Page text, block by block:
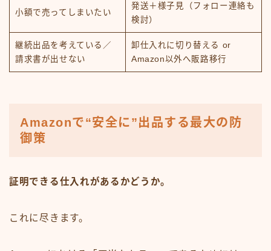
小額で売ってしまいたい
発送＋様子見（フォロー連絡も
検討）
継続出品を考えている／
請求書が出せない
卸仕入れに切り替える or
Amazon以外へ販路移行
Amazonで“安全に”出品する最大の防
御策
証明できる仕入れがあるかどうか。
これに尽きます。